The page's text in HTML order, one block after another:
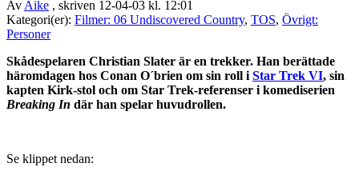
Av Aike , skriven 12-04-03 kl. 12:01
Kategori(er): Filmer: 06 Undiscovered Country, TOS, Övrigt:
Personer
Skådespelaren Christian Slater är en trekker. Han berättade
häromdagen hos Conan O´brien om sin roll i Star Trek VI, sin
kapten Kirk-stol och om Star Trek-referenser i komediserien
Breaking In där han spelar huvudrollen.
Se klippet nedan: